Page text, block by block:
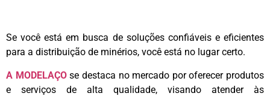
Se você está em busca de soluções confiáveis e eficientes
para a distribuição de minérios, você está no lugar certo.
A MODELAÇOse destaca no mercado por oferecer produtos
e serviços de alta qualidade, visando atender às